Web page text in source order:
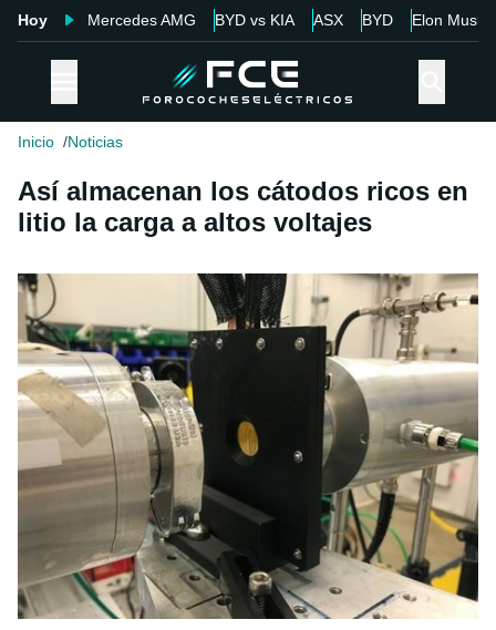
Hoy Mercedes AMG BYD vs KIA ASX BYD Elon Musk
Inicio Noticias
Así almacenan los cátodos ricos en
litio la carga a altos voltajes